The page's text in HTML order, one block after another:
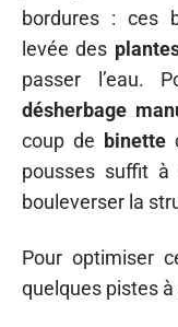
bordures : ces
levée des
passer l’eau.
désherbage
coup de binette
pousses suffit à
bouleverser la
Pour optimiser
quelques pistes à